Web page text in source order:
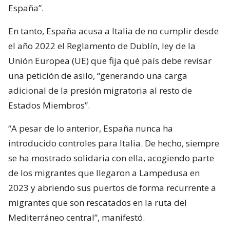
España”.
En tanto, España acusa a Italia de no cumplir desde
el año 2022 el Reglamento de Dublín, ley de la
Unión Europea (UE) que fija qué país debe revisar
una petición de asilo, “generando una carga
adicional de la presión migratoria al resto de
Estados Miembros”.
“A pesar de lo anterior, España nunca ha
introducido controles para Italia. De hecho, siempre
se ha mostrado solidaria con ella, acogiendo parte
de los migrantes que llegaron a Lampedusa en
2023 y abriendo sus puertos de forma recurrente a
migrantes que son rescatados en la ruta del
Mediterráneo central”, manifestó.